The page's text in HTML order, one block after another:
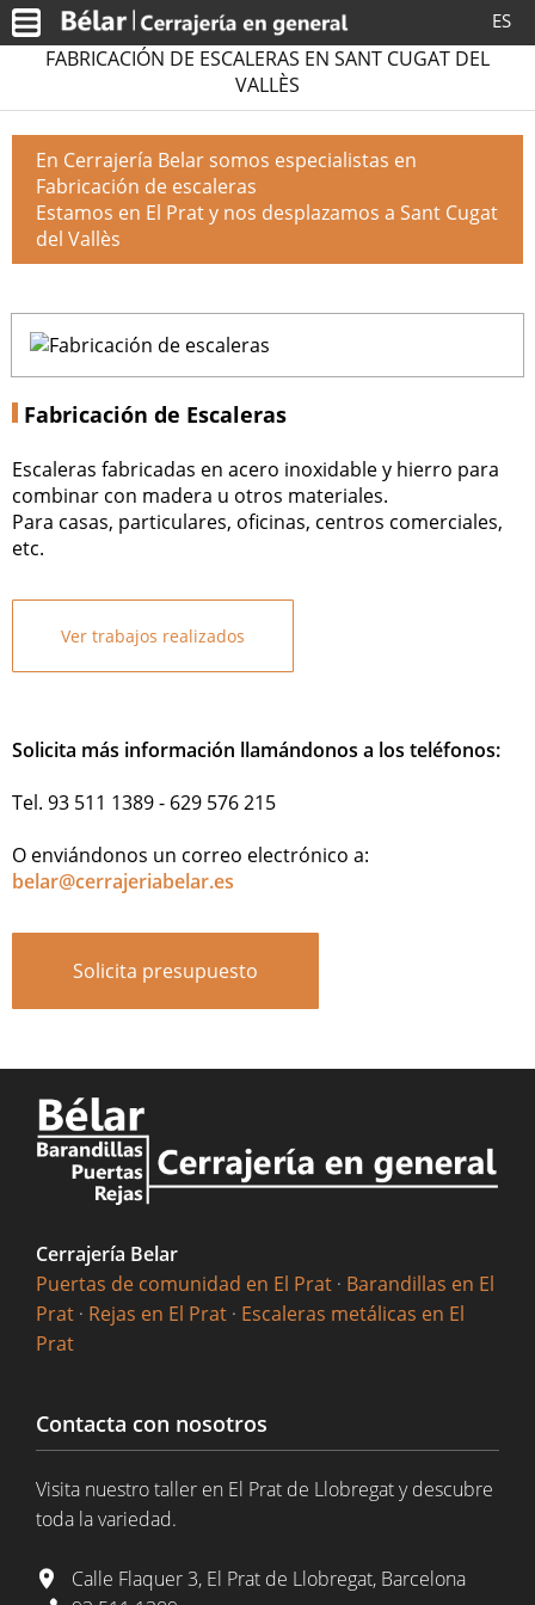
ES
FABRICACIÓN DE ESCALERAS EN SANT CUGAT DEL
VALLÈS
En Cerrajería Belar somos especialistas en
Fabricación de escaleras
Estamos en El Prat y nos desplazamos a Sant Cugat
del Vallès
Fabricación de Escaleras
Escaleras fabricadas en acero inoxidable y hierro para
combinar con madera u otros materiales.
Para casas, particulares, oficinas, centros comerciales,
etc.
Ver trabajos realizados
Solicita más información llamándonos a los teléfonos:
Tel. 93 511 1389 - 629 576 215
O enviándonos un correo electrónico a:
belar@cerrajeriabelar.es
Solicita presupuesto
Cerrajería Belar
Puertas de comunidad en El Prat · Barandillas en El
Prat · Rejas en El Prat · Escaleras metálicas en El
Prat
Contacta con nosotros
Visita nuestro taller en El Prat de Llobregat y descubre
toda la variedad.
Calle Flaquer 3, El Prat de Llobregat, Barcelona